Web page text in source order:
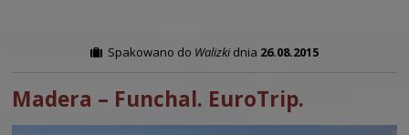
Spakowano do Walizkidnia 26.08.2015
Madera – Funchal. EuroTrip.